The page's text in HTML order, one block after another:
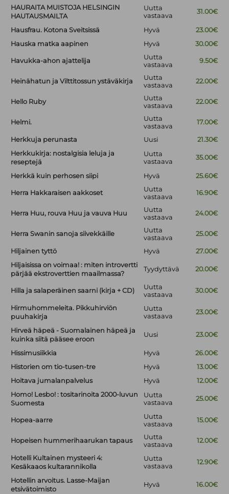
HAURAITA MUISTOJA HELSINGIN
HAUTAUSMAILTA
Uutta
vastaava
31.00€
Hausfrau. Kotona Sveitsissä Hyvä
23.00€
Hauska matka aapinen
Hyvä 30.00€
Havukka-ahon ajattelija
Uutta
vastaava
9.50€
Heinähatun ja Vilttitossun ystäväkirja
Uutta
vastaava
22.00€
Hello Ruby
Uutta
vastaava
22.00€
Helmi.
Uutta
vastaava
17.00€
Herkkuja perunasta Uusi
21.30€
Herkkukirja: nostalgisia leluja ja
reseptejä
Uutta
vastaava
35.00€
Herkkä kuin perhosen siipi Hyvä 25.60€
Herra Hakkaraisen aakkoset
Uutta
vastaava
16.90€
Herra Huu, rouva Huu ja vauva Huu
Uutta
vastaava
24.00€
Herra Swanin sanoja siivekkäille
Uutta
vastaava
25.00€
Hiljainen tyttö Hyvä
27.00€
Hiljaisissa on voimaa! : miten introvertti
pärjää ekstroverttien maailmassa?
Tyydyttävä 20.00€
Hilla ja salaperäinen saarni (kirja + CD)
Uutta
vastaava
30.00€
Hirmuhommeleita. Pikkuhirviön
puuhakirja
Uutta
vastaava
23.00€
Hirveä häpeä - Suomalainen häpeä ja
kuinka siitä pääsee eroon
Uusi 23.00€
Hissimusiikkia Hyvä
26.00€
Historien om tio-tusen-tre
Hyvä
13.00€
Hoitava jumalanpalvelus
Hyvä
12.00€
Homo! Lesbo! : tositarinoita 2000-luvun
Suomesta
Uutta
vastaava
25.00€
Hopea-aarre
Uutta
vastaava
15.00€
Hopeisen hummerihaarukan tapaus
Uutta
vastaava
12.00€
Hotelli Kultainen mysteeri 4:
Kesäkaaos kultarannikolla
Uutta
vastaava
12.90€
Hotellin arvoitus. Lasse-Maijan
etsivätoimisto
Hyvä 16.00€